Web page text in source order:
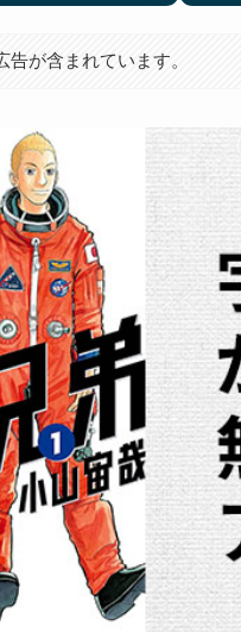
が含まれています。